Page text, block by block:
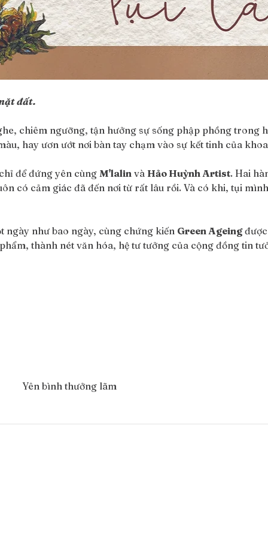
đất.
chiêm ngưỡng, tận hưởng sự sống phập phồng trong
hay ươn ướt nơi bàn tay chạm vào sự kết tinh của
để đứng yên cùng M'lalin và Hảo Huỳnh Artist. Hai
có cảm giác đã đến nơi từ rất lâu rồi. Và có khi, tụi
ngày như bao ngày, cùng chứng kiến Green Ageing
thành nét văn hóa, hệ tư tưởng của cộng đồng tin
Yên bình thưởng lãm